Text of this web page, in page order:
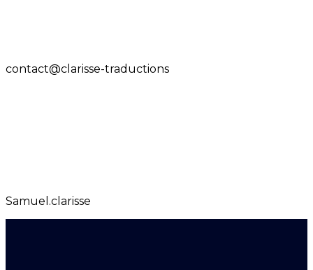
contact@clarisse-traductions
Samuel.clarisse